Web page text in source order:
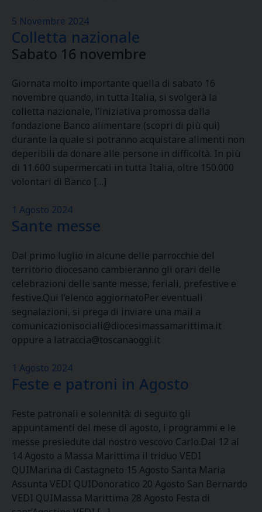
5 Novembre 2024
Colletta nazionale
Sabato 16 novembre
Giornata molto importante quella di sabato 16
novembre quando, in tutta Italia, si svolgerà la
colletta nazionale, l’iniziativa promossa dalla
fondazione Banco alimentare (scopri di più qui)
durante la quale si potranno acquistare alimenti non
deperibili da donare alle persone in difficoltà. In più
di 11.600 supermercati in tutta Italia, oltre 150.000
volontari di Banco […]
1 Agosto 2024
Sante messe
Dal primo luglio in alcune delle parrocchie del
territorio diocesano cambieranno gli orari delle
celebrazioni delle sante messe, feriali, prefestive e
festive.Qui l’elenco aggiornatoPer eventuali
segnalazioni, si prega di inviare una mail a
comunicazionisociali@diocesimassamarittima.it
oppure a latraccia@toscanaoggi.it
1 Agosto 2024
Feste e patroni in Agosto
Feste patronali e solennità: di seguito gli
appuntamenti del mese di agosto, i programmi e le
messe presiedute dal nostro vescovo Carlo.Dal 12 al
14 Agosto a Massa Marittima il triduo VEDI
QUIMarina di Castagneto 15 Agosto Santa Maria
Assunta VEDI QUIDonoratico 20 Agosto San Bernardo
VEDI QUIMassa Marittima 28 Agosto Festa di